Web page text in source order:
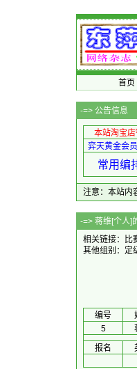
首页
-=> 公告信息
本站淘宝
弈天黄金会
常用编
注意：本站内
-=> 蒋维[
相关链接：
比
其他组别： 定
编号
5
报名